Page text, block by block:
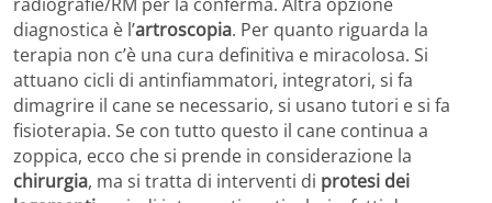
diagnostica è l’artroscopia. Per quanto riguarda la
terapia non c’è una cura definitiva e miracolosa. Si
attuano cicli di antinfiammatori, integratori, si fa
dimagrire il cane se necessario, si usano tutori e si fa
fisioterapia. Se con tutto questo il cane continua a
zoppica, ecco che si prende in considerazione la
chirurgia, ma si tratta di interventi di protesi dei